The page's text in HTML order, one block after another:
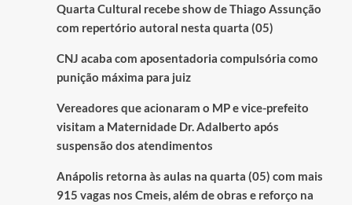
Quarta Cultural recebe show de Thiago Assunção
com repertório autoral nesta quarta (05)
CNJ acaba com aposentadoria compulsória como
punição máxima para juiz
Vereadores que acionaram o MP e vice-prefeito
visitam a Maternidade Dr. Adalberto após
suspensão dos atendimentos
Anápolis retorna às aulas na quarta (05) com mais
915 vagas nos Cmeis, além de obras e reforço na